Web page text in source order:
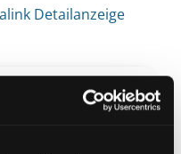
Detailanzeige